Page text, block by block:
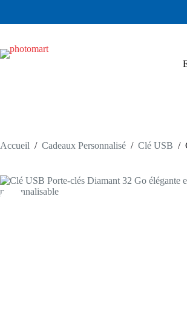
contenu
Accueil / Cadeaux Personnalisé / Clé USB /